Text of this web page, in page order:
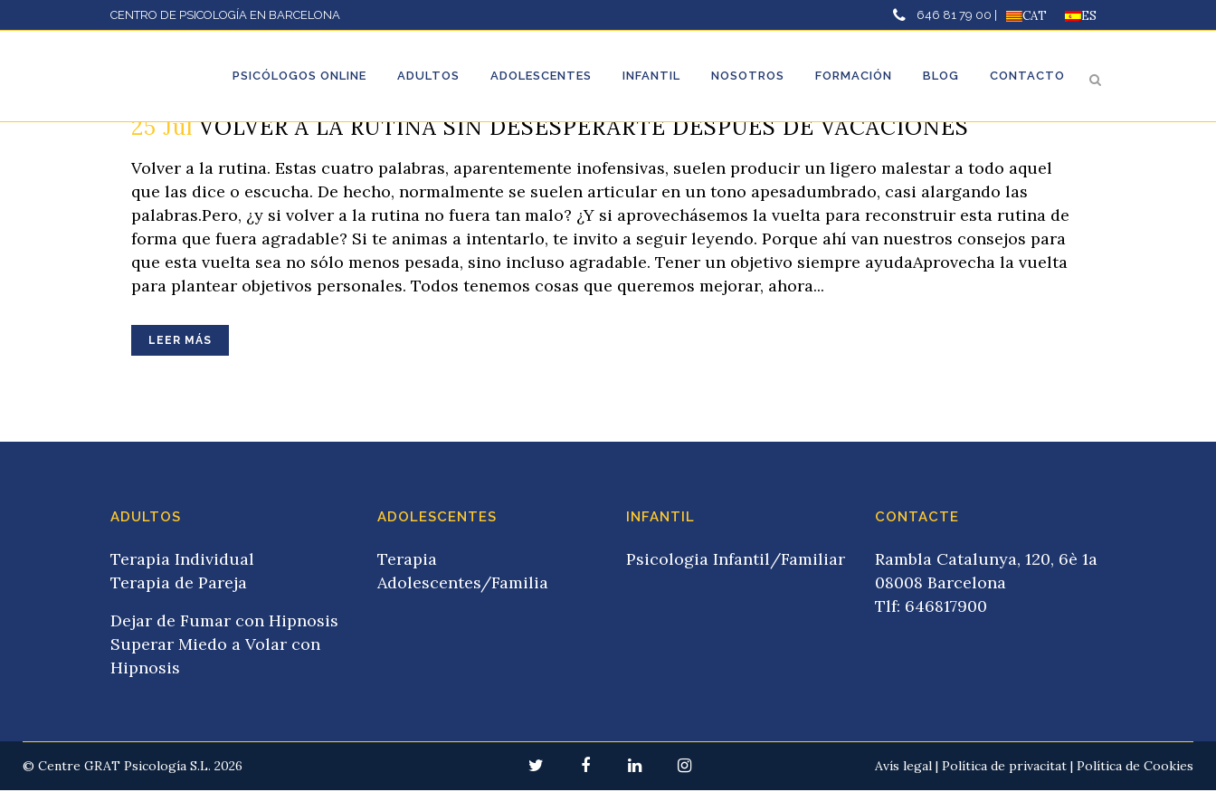
CENTRO DE PSICOLOGÍA EN BARCELONA 646 81 79 00 | CAT ES
PSICÓLOGOS ONLINE ADULTOS ADOLESCENTES INFANTIL NOSOTROS FORMACIÓN BLOG CONTACTO
25 Jul VOLVER A LA RUTINA SIN DESESPERARTE DESPUÉS DE VACACIONES
Volver a la rutina. Estas cuatro palabras, aparentemente inofensivas, suelen producir un ligero malestar a todo aquel
que las dice o escucha. De hecho, normalmente se suelen articular en un tono apesadumbrado, casi alargando las
palabras.Pero, ¿y si volver a la rutina no fuera tan malo? ¿Y si aprovechásemos la vuelta para reconstruir esta rutina de
forma que fuera agradable? Si te animas a intentarlo, te invito a seguir leyendo. Porque ahí van nuestros consejos para
que esta vuelta sea no sólo menos pesada, sino incluso agradable. Tener un objetivo siempre ayudaAprovecha la vuelta
para plantear objetivos personales. Todos tenemos cosas que queremos mejorar, ahora...
LEER MÁS
ADULTOS
Terapia Individual
Terapia de Pareja
Dejar de Fumar con Hipnosis
Superar Miedo a Volar con
Hipnosis
ADOLESCENTES
Terapia
Adolescentes/Familia
INFANTIL
Psicologia Infantil/Familiar
CONTACTE
Rambla Catalunya, 120, 6è 1a
08008 Barcelona
Tlf: 646817900
© Centre GRAT Psicología S.L. 2026 Avís legal| Política de privacitat| Política de Cookies